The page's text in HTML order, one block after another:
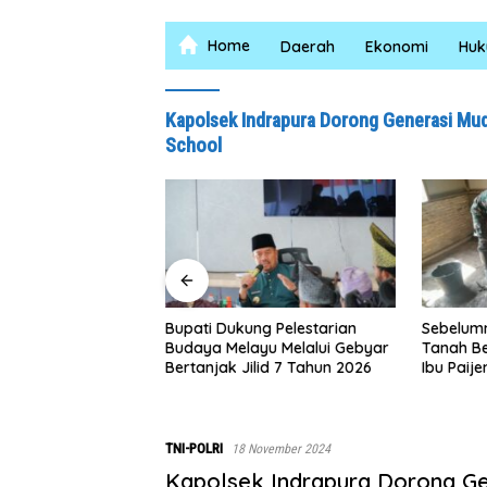
Home Daerah Ekonomi
Kapolsek Indrapura Dorong Generasi
School
Bupati Dukung Pelestarian
Budaya Melayu Melalui Gebyar
Bertanjak Jilid 7 Tahun 2026
Tanah
Ibu
TNI-POLRI 18 November 2024
Kapolsek Indrapura Dorong